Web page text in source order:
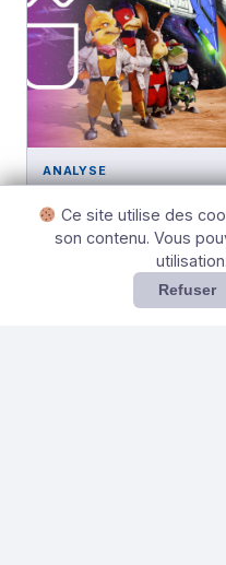
ANALYSE
seul au fond de
Ce site utilise des
son contenu. Vous
utilisation.
Refuser